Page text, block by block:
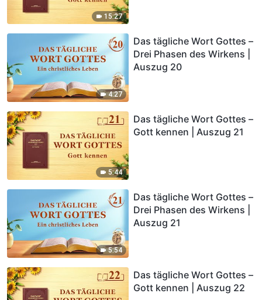
15:27
4:27
Das tägliche Wort Gottes –
Drei Phasen des Wirkens |
Auszug 20
5:44
Das tägliche Wort Gottes –
Gott kennen | Auszug 21
5:54
Das tägliche Wort Gottes –
Drei Phasen des Wirkens |
Auszug 21
Das tägliche Wort Gottes –
Gott kennen | Auszug 22